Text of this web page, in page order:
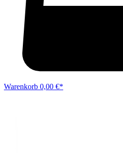
Warenkorb 0,00 €*